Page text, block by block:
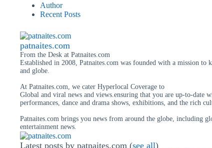
Author
Recent Posts
patnaites.com
From the Desk at Patnaites.com
Established in 2008, Patnaites.com was founded with a mission
and globe.
At Patnaites.com, we cater Hyperlocal Coverage to
Global and viral news and views.ensuring that you are up-to-date
performances, dance and drama shows, exhibitions, and the rich
Patnaites.com brings you news from around the globe, including
entertainment news.
Latest posts by patnaites.com (see all)